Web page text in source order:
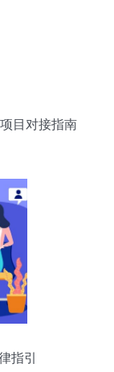
目对接指南
指引